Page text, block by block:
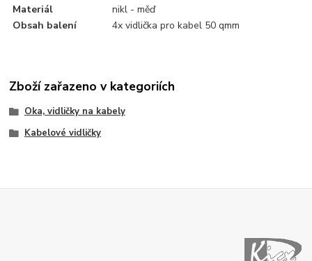
Materiál
nikl - měď
Obsah balení
4x vidlička pro kabel 50 qmm
Zboží zařazeno v kategoriích
Oka, vidličky na kabely
Kabelové vidličky